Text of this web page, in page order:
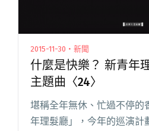
2015-11-30・新聞
什麼是快樂？ 新青年
主題曲〈24〉
堪稱全年無休、忙過不停的
年理髮廳」，今年的巡演計